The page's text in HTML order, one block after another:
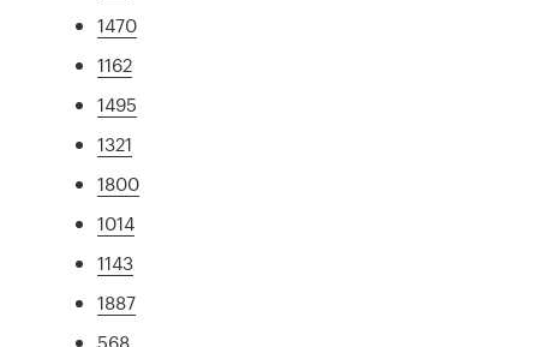
1470
1162
1495
1321
1800
1014
1143
1887
568